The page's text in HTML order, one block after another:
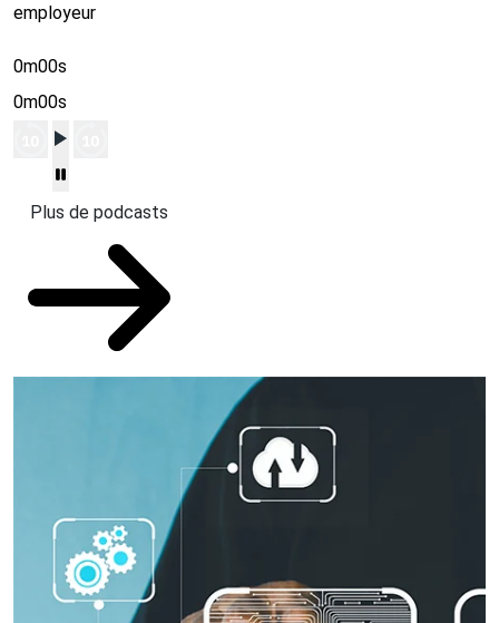
employeur
0m00s
0m00s
Plus de podcasts